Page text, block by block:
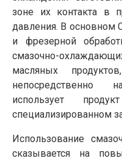
зоне их контакта в
давления. В основном
и фрезерной
смазочно-
масляных
непосредственно
использует
специализированном
Использование
сказывается на